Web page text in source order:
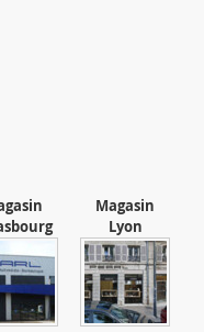
Magasin
Lyon